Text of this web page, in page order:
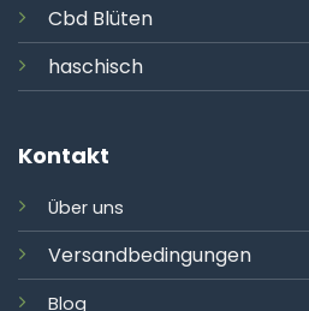
Cbd Blüten
haschisch
Kontakt
Über uns
Versandbedingungen
Blog